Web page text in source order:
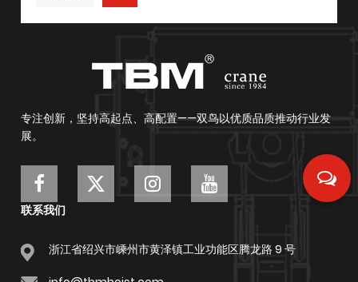
专注创新，坚持高起点、高配置——双鸟以优质品质推动行业发
展。
联系我们
浙江省绍兴市嵊州市黄泽镇工业功能区腾龙路 9 号